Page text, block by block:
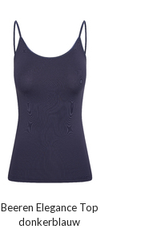
Beeren Elegance Top
donkerblauw